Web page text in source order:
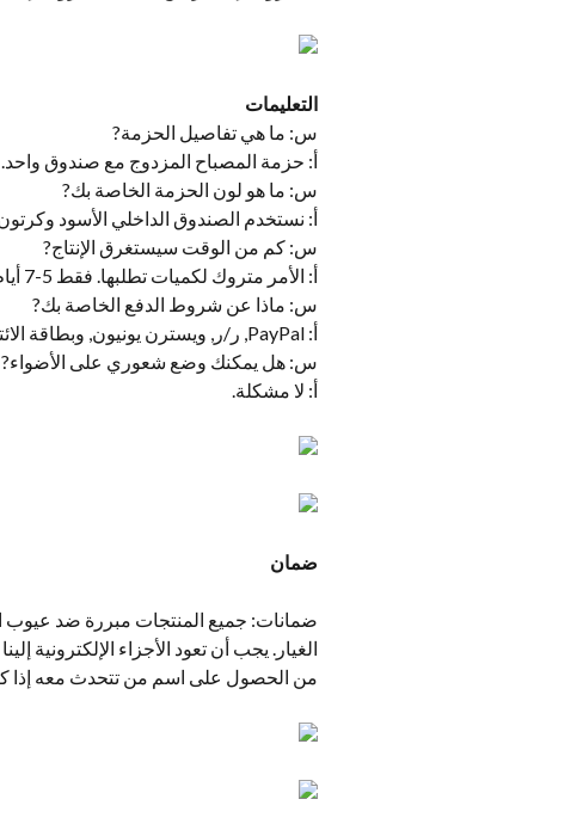
التعليمات
س: ما هي تفاصيل الحزمة?
أ: حزمة المصباح المزدوج مع صندوق واحد.
س: ما هو لون الحزمة الخاصة بك?
أ: نستخدم الصندوق الداخلي الأسود
س: كم من الوقت سيستغرق الإنتاج?
أ: الأمر متروك لكميات تطلبها. فقط 5-7 أيام أدناه 1000 قِطَع.
س: ماذا عن شروط الدفع الخاصة بك?
أ: PayPal, ر/ر, ويسترن يونيون, وبطاقة الائتمان.
س: هل يمكنك وضع شعوري على الأضواء?
أ: لا مشكلة.
ضمان
ضمانات: جميع المنتجات مبررة ضد عيوب
الغيار. يجب أن تعود الأجزاء الإلكترونية
من الحصول على اسم من تتحدث معه إذا